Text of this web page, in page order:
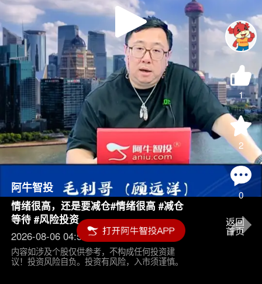
Play
Video
1
2
0
阿牛智投
情绪很高，还是要减仓#情绪很高 #减仓
等待 #风险投资
2026-08-06 04:55
内容如涉及个股仅供参考，不构成任何投资建
议！投资风险自负。投资有风险，入市须谨慎。